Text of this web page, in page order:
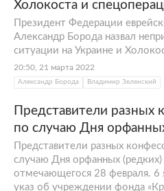
Холокоста и
Президент Федерации
Александр Борода назвал
ситуации на Украине и
20:50, 21 марта 2022
Александр Борода Владимир Зеленский
Представители разных
по случаю Дня
Представители разных
случаю Дня орфанных (редких)
отмечающегося 28 февраля. 6
указ об учреждении фонда